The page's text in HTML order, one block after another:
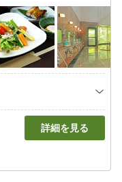
詳細を見る